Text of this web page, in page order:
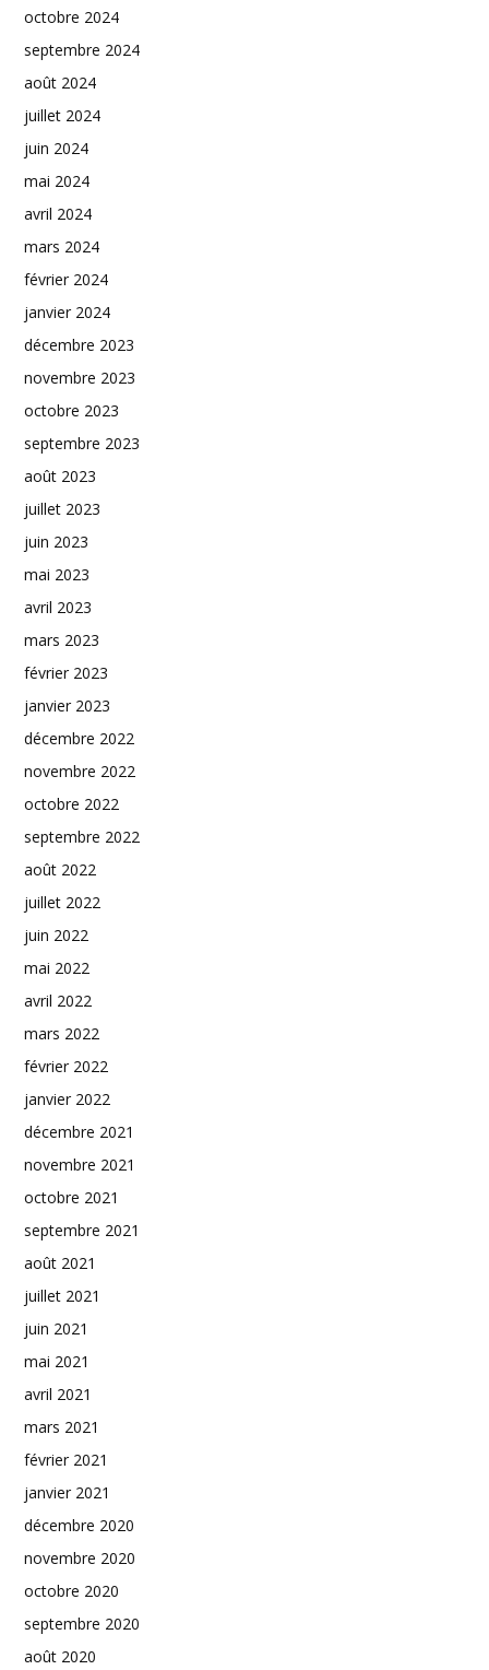
octobre 2024
septembre 2024
août 2024
juillet 2024
juin 2024
mai 2024
avril 2024
mars 2024
février 2024
janvier 2024
décembre 2023
novembre 2023
octobre 2023
septembre 2023
août 2023
juillet 2023
juin 2023
mai 2023
avril 2023
mars 2023
février 2023
janvier 2023
décembre 2022
novembre 2022
octobre 2022
septembre 2022
août 2022
juillet 2022
juin 2022
mai 2022
avril 2022
mars 2022
février 2022
janvier 2022
décembre 2021
novembre 2021
octobre 2021
septembre 2021
août 2021
juillet 2021
juin 2021
mai 2021
avril 2021
mars 2021
février 2021
janvier 2021
décembre 2020
novembre 2020
octobre 2020
septembre 2020
août 2020